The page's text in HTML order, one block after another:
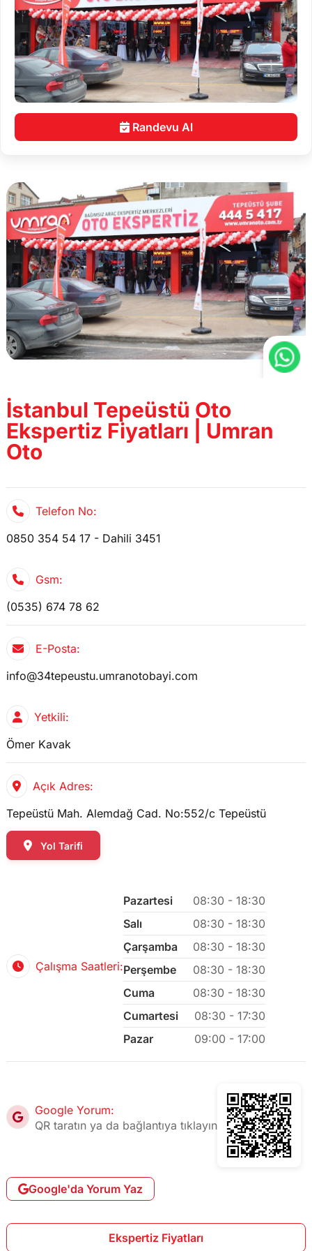
Randevu Al
İstanbul Tepeüstü Oto
Ekspertiz Fiyatları | Umran
Oto
Telefon No:
0850 354 54 17 - Dahili 3451
Gsm:
(0535) 674 78 62
E-Posta:
info@34tepeustu.umranotobayi.com
Yetkili:
Ömer Kavak
Açık Adres:
Tepeüstü Mah. Alemdağ Cad. No:552/c Tepeüstü
Yol Tarifi
Çalışma Saatleri:
Pazartesi
08:30 - 18:30
Salı
08:30 - 18:30
Çarşamba
08:30 - 18:30
Perşembe
08:30 - 18:30
Cuma
08:30 - 18:30
Cumartesi
08:30 - 17:30
Pazar
09:00 - 17:00
Google Yorum:
QR taratın ya da bağlantıya tıklayın
Google'da Yorum Yaz
Ekspertiz Fiyatları